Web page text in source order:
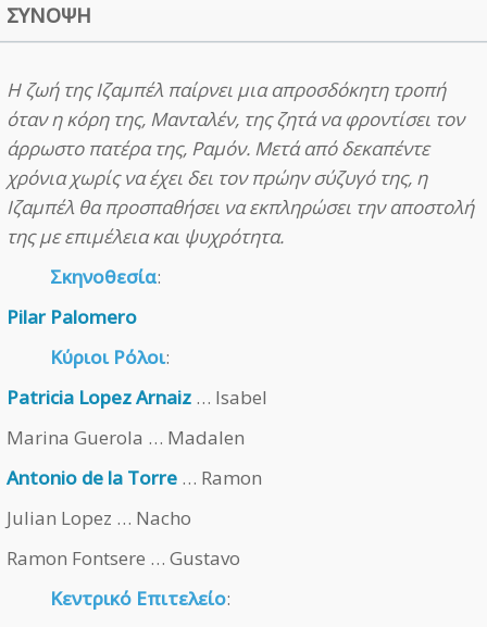
ΣΥΝΟΨΗ
Η ζωή της Ιζαμπέλ παίρνει μια απροσδόκητη τροπή
όταν η κόρη της, Μανταλέν, της ζητά να φροντίσει τον
άρρωστο πατέρα της, Ραμόν. Μετά από δεκαπέντε
χρόνια χωρίς να έχει δει τον πρώην σύζυγό της, η
Ιζαμπέλ θα προσπαθήσει να εκπληρώσει την αποστολή
της με επιμέλεια και ψυχρότητα.
Σκηνοθεσία:
Pilar Palomero
Κύριοι Ρόλοι:
Patricia Lopez Arnaiz … Isabel
Marina Guerola … Madalen
Antonio de la Torre … Ramon
Julian Lopez … Nacho
Ramon Fontsere … Gustavo
Κεντρικό Επιτελείο: